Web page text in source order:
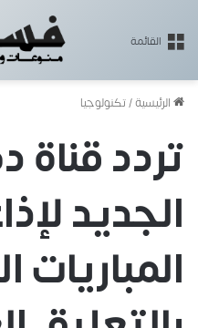
القائمة
الرئيسية/تكنولوجيا
تردد
الجديد
المباريات